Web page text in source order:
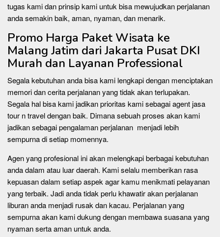
tugas kami dan prinsip kami untuk bisa mewujudkan perjalanan
anda semakin baik, aman, nyaman, dan menarik.
Promo Harga Paket Wisata ke
Malang Jatim dari Jakarta Pusat DKI
Murah dan Layanan Professional
Segala kebutuhan anda bisa kami lengkapi dengan menciptakan
memori dan cerita perjalanan yang tidak akan terlupakan.
Segala hal bisa kami jadikan prioritas kami sebagai agent jasa
tour n travel dengan baik. Dimana sebuah proses akan kami
jadikan sebagai pengalaman perjalanan menjadi lebih
sempurna di setiap momennya.
Agen yang profesional ini akan melengkapi berbagai kebutuhan
anda dalam atau luar daerah. Kami selalu memberikan rasa
kepuasan dalam setiap aspek agar kamu menikmati pelayanan
yang terbaik. Jadi anda tidak perlu khawatir akan perjalanan
liburan anda menjadi rusak dan kacau. Perjalanan yang
sempurna akan kami dukung dengan membawa suasana yang
nyaman serta aman untuk anda.